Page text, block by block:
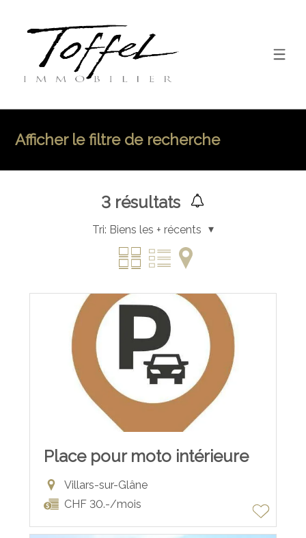
Afficher le filtre de recherche
3 résultats
Tri: Biens les + récents
Place pour moto intérieure
Villars-sur-Glâne
CHF 30.-/mois